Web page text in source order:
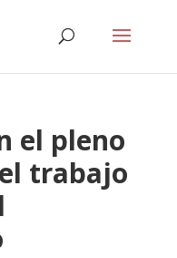
el pleno
trabajo